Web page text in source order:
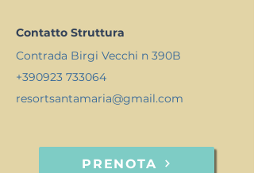
Contatto Struttura
Contrada Birgi Vecchi n 390B
+390923 733064
resortsantamaria@gmail.com
PRENOTA